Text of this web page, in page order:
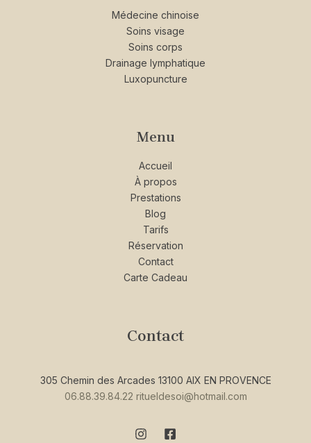
Médecine chinoise
Soins visage
Soins corps
Drainage lymphatique
Luxopuncture
Menu
Accueil
À propos
Prestations
Blog
Tarifs
Réservation
Contact
Carte Cadeau
Contact
305 Chemin des Arcades 13100 AIX EN PROVENCE
06.88.39.84.22 ritueldesoi@hotmail.com